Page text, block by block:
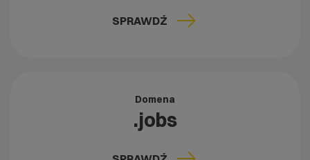
SPRAWDŹ
Domena
.jobs